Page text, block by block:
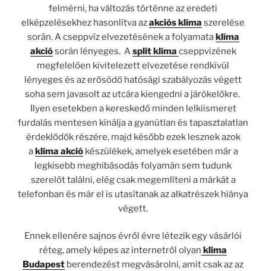
felmérni, ha változás történne az eredeti
elképzelésekhez hasonlítva azakciós klíma szerelése
során. A cseppvíz elvezetésének a folyamataklíma
akciósorán lényeges. Asplit klíma cseppvizének
megfelelően kivitelezett elvezetése rendkívül
lényeges és az erősödő hatósági szabályozás végett
soha sem javasolt az utcára kiengedni a járókelőkre.
Ilyen esetekben a kereskedő minden lelkiismeret
furdalás mentesen kínálja a gyanútlan és tapasztalatlan
érdeklődők részére, majd később ezek lesznek azok
aklíma akció készülékek, amelyek esetében már a
legkisebb meghibásodás folyamán sem tudunk
szerelőt találni, elég csak megemlíteni a márkát a
telefonban és már el is utasítanak az alkatrészek hiánya
végett.
Ennek ellenére sajnos évről évre létezik egy vásárlói
réteg, amely képes az internetről olyan klíma
Budapest berendezést megvásárolni, amit csak az az